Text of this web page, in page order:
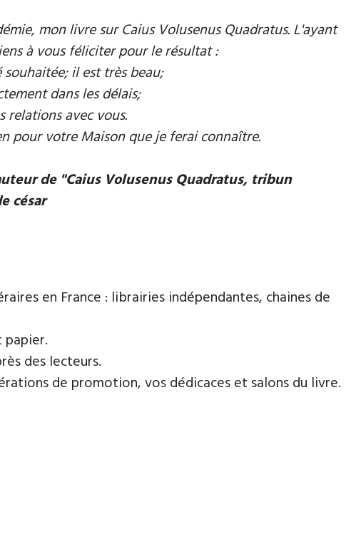
mon livre sur Caius Volusenus Quadratus. L'ayant
à vous féliciter pour le résultat :
il est très beau;
dans les délais;
relations avec vous.
pour votre Maison que je ferai connaître.
de "Caius Volusenus Quadratus, tribun
césar
en France : librairies indépendantes, chaines de
des lecteurs.
de promotion, vos dédicaces et salons du livre.